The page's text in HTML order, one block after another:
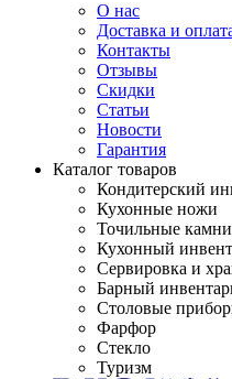
О нас
Доставка и
Контакты
Отзывы
Скидки
Статьи
Новости
Гарантия
Каталог товаров
Кондитерский
Кухонные ножи
Точильные
Кухонный
Сервировка и
Барный
Столовые
Фарфор
Стекло
Туризм